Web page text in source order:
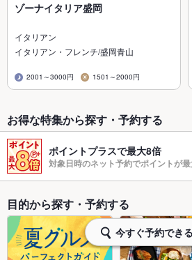
ゾーナイタリア盛岡
イタリアン
イタリアン・フレンチ/盛岡青山
2001～3000円 1501～2000円
お得な特集から探す・予約する
ポイントプラスで最大8倍
対象日時のネット予約でポイントが
目的から探す・予約する
今すぐ予約でき